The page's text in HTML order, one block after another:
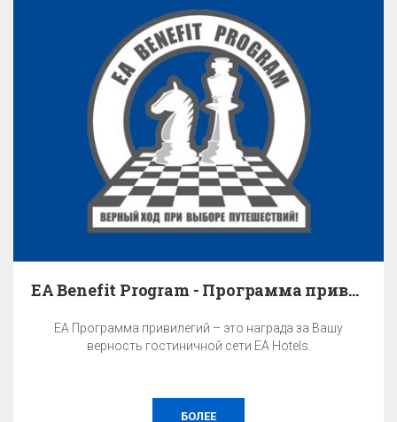
EA Benefit Program - Программа привилегий
EA Программа привилегий – это награда за Вашу
верность гостиничной сети EA Hotels.
БОЛЕЕ